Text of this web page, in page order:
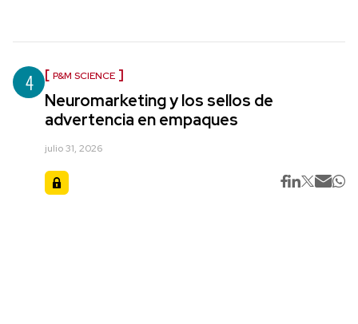
4 P&M SCIENCE
Neuromarketing y los sellos de
advertencia en empaques
julio 31, 2026